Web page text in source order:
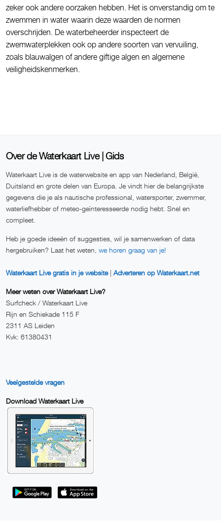
zeker ook andere oorzaken hebben. Het is onverstandig om te
zwemmen in water waarin deze waarden de normen
overschrijden. De waterbeheerder inspecteert de
zwemwaterplekken ook op andere soorten van vervuiling,
zoals blauwalgen of andere giftige algen en algemene
veiligheidskenmerken.
Over de Waterkaart Live | Gids
Waterkaart Live is de waterwebsite en app van Nederland, België,
Duitsland en grote delen van Europa. Je vindt hier de belangrijkste
gegevens die je als nautische professional, watersporter, zwemmer,
waterliefhebber of meteo-geïnteresseerde nodig hebt. Snel en
compleet.
Heb je goede ideeën of suggesties, wil je samenwerken of data
hergebruiken? Laat het weten, we horen graag van je!
Waterkaart Live gratis in je website| Adverteren op Waterkaart.net
Meer weten over Waterkaart Live?
Surfcheck / Waterkaart Live
Rijn en Schiekade 115 F
2311 AS Leiden
Kvk: 61380431
Veelgestelde vragen
Download Waterkaart Live